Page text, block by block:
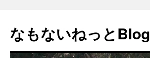
テ
ン
なもないねっとBlog